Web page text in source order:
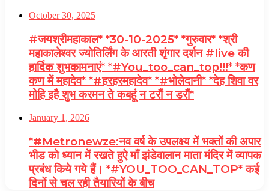
October 30, 2025
#जयश्रीमहाकाल* *30-10-2025* *गुरुवार* *श्री
महाकालेश्वर ज्योतिर्लिंग के आरती शृंगार दर्शन #live की
हार्दिक शुभकामनाएं* *#You_too_can_top!!!* *कण
कण में महादेव* *#हरहरमहादेव* *#भोलेदानी* *देह शिवा वर
मोहि इहै शुभ करमन ते कबहूं न टरौं न डरौं*
January 1, 2026
*#Metronewze:नव वर्ष के उपलक्ष्य में भक्तों की अपार
भीड को ध्यान में रखते हुऐ माँ झंडेवालान माता मंदिर में व्यापक
प्रबंध किये गये हैं। *#YOU_TOO_CAN_TOP* कई
दिनों से चल रही तैयारियों के बीच